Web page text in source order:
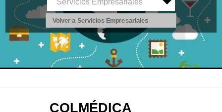
Volver a Servicios Empresariales
COLMÉDICA